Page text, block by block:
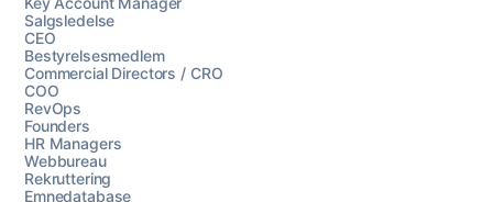
Salgsledelse
CEO
Bestyrelsesmedlem
Commercial Directors / CRO
COO
RevOps
Founders
HR Managers
Webbureau
Rekruttering
Emnedatabase